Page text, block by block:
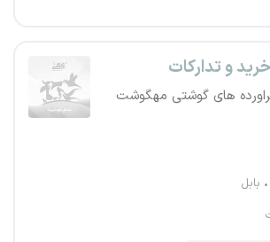
و تدارکات
های گوشتی مهگوشت
بابل